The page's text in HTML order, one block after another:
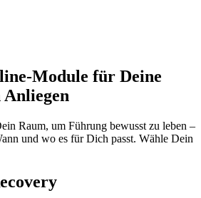
Module für Deine
Anliegen
Raum, um Führung bewusst zu leben –
und wo es für Dich passt. Wähle Dein